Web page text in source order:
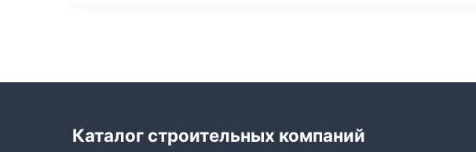
Каталог строительных компаний